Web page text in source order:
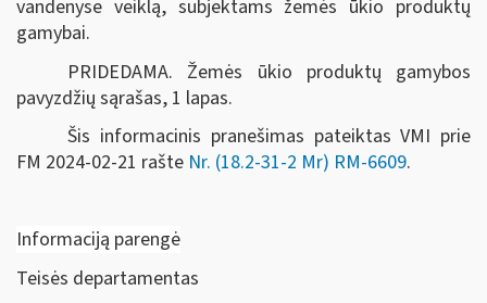
vandenyse veiklą, subjektams žemės ūkio produktų
gamybai.
PRIDEDAMA. Žemės ūkio produktų gamybos
pavyzdžių sąrašas, 1 lapas.
Šis informacinis pranešimas pateiktas VMI prie
FM 2024-02-21 rašte Nr. (18.2-31-2 Mr) RM-6609.
Informaciją parengė
Teisės departamentas